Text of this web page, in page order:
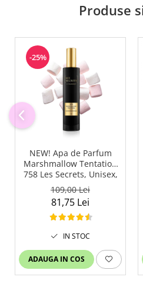
Produse
-25%
NEW! Apa de Parfum
Marshmallow Tentation
758 Les Secrets, Unisex,
50 ml, Equivalenza
109,00 Lei
81,75 Lei
IN STOC
ADAUGA IN COS